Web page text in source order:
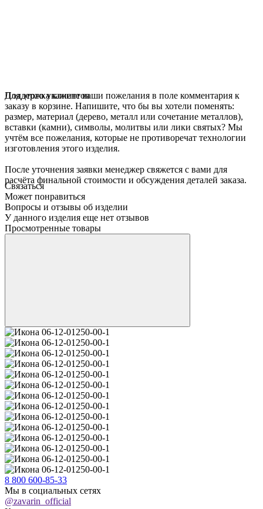
Для этого укажите ваши пожелания в поле комментария к
заказу в корзине. Напишите, что бы вы хотели поменять:
размер, материал (дерево, металл или сочетание металлов),
вставки (камни), символы, молитвы или лики святых? Мы
учтём все пожелания, которые не противоречат технологии
изготовления этого изделия.
После уточнения заявки менеджер свяжется с вами для
расчёта финальной стоимости и обсуждения деталей заказа.
Поддержка клиентов
Связаться
Может понравиться
Вопросы и отзывы об изделии
У данного изделия еще нет отзывов
Просмотренные товары
8 800 600-85-33
Мы в социальных сетях
@zavarin_official